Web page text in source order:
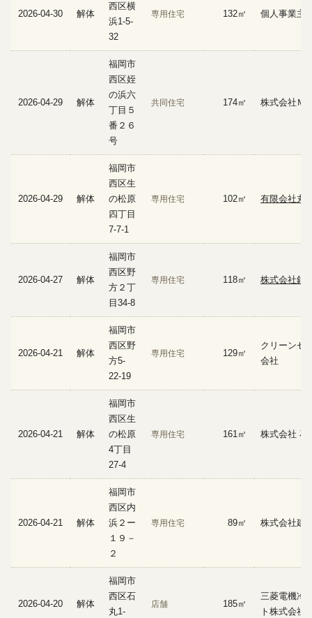
2026-04-30 解体
西区横
浜1-5-
32
専用住宅 132㎡ 個人事業主
2026-04-29 解体
福岡市
西区姪
の浜六
丁目５
番２６
号
共同住宅 174㎡ 株式会社Ｍ
2026-04-29 解体
福岡市
西区生
の松原
四丁目
7-7-1
専用住宅 102㎡ 有限会社丸
2026-04-27 解体
福岡市
西区野
方２丁
目34-8
専用住宅 118㎡ 株式会社錦
2026-04-21 解体
福岡市
西区野
方5-
22-19
専用住宅 129㎡
クリーンゼ
会社
2026-04-21 解体
福岡市
西区生
の松原
4丁目
27-4
専用住宅 161㎡ 株式会社 石
2026-04-21 解体
福岡市
西区内
浜２ー
１９－
２
専用住宅 89㎡ 株式会社建
2026-04-20 解体
福岡市
西区石
丸1-
店舗 185㎡
三菱電機冷
ト株式会社